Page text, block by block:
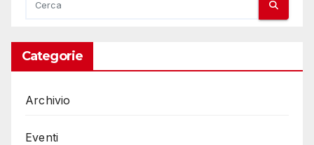
Categorie
Archivio
Eventi